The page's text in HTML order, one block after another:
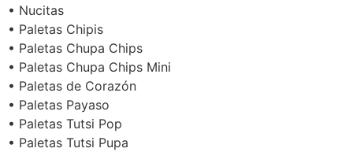
• Nucitas
• Paletas Chipis
• Paletas Chupa Chips
• Paletas Chupa Chips Mini
• Paletas de Corazón
• Paletas Payaso
• Paletas Tutsi Pop
• Paletas Tutsi Pupa